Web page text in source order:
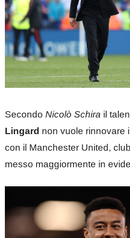
Secondo Nicolò Schira il
Lingard non vuole rinnovare
con il Manchester United,
messo maggiormente in